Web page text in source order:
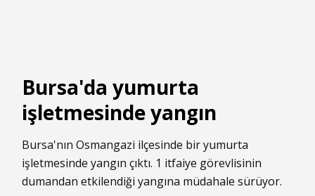
Bursa'da yumurta
işletmesinde yangın
Bursa'nın Osmangazi ilçesinde bir yumurta
işletmesinde yangın çıktı. 1 itfaiye görevlisinin
dumandan etkilendiği yangına müdahale sürüyor.